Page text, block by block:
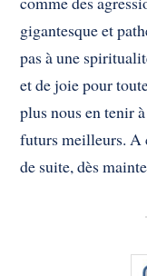
gigantesque et
pas à une
et de joie pour
plus nous en tenir
futurs meilleurs. A
de suite, dès